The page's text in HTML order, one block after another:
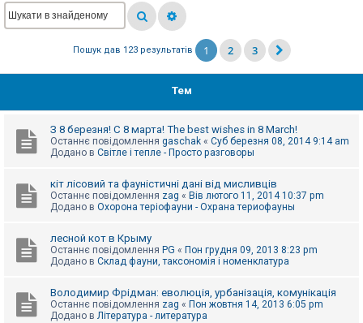
с
т
р
я
е
и
з
е
Пошук дав 123 результатів 1 2 3
Тем
З 8 березня! С 8 марта! The best wishes in 8 March!
Останнє повідомлення gaschak « Суб березня 08, 2014 9:14 am
Додано в Світле і тепле - Просто разговоры
кіт лісовий та фауністичні дані від мисливців
Останнє повідомлення zag « Вів лютого 11, 2014 10:37 pm
Додано в Охорона теріофауни - Охрана териофауны
лесной кот в Крыму
Останнє повідомлення PG « Пон грудня 09, 2013 8:23 pm
Додано в Склад фауни, таксономія і номенклатура
Володимир Фрідман: еволюція, урбанізація, комунікація
Останнє повідомлення zag « Пон жовтня 14, 2013 6:05 pm
Додано в Література - литература